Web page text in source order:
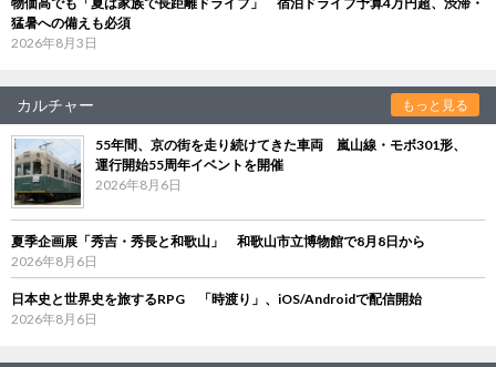
猛暑への備えも必須
2026年8月3日
カルチャー もっと見る
55年間、京の街を走り続けてきた車両 嵐山線・モボ301形、
運行開始55周年イベントを開催
2026年8月6日
夏季企画展「秀吉・秀長と和歌山」 和歌山市立博物館で8月8日から
2026年8月6日
日本史と世界史を旅するRPG 「時渡り」、iOS/Androidで配信開始
2026年8月6日